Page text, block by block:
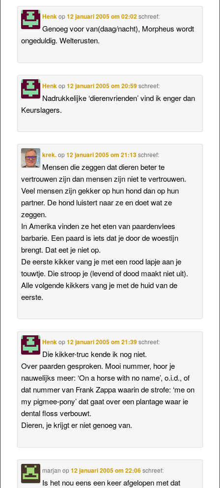
Henkop12 januari 2005 om 02:02 schreef:
Genoeg voor van(daag/nacht), Morpheus wordt
ongeduldig. Welterusten.
Henkop12 januari 2005 om 20:59 schreef:
Nadrukkelijke ‘dierenvrienden’ vind ik enger dan
Keurslagers.
krek.op12 januari 2005 om 21:13 schreef:
Mensen die zeggen dat dieren beter te
vertrouwen zijn dan mensen zijn niet te vertrouwen.
Veel mensen zijn gekker op hun hond dan op hun
partner. De hond luistert naar ze en doet wat ze
zeggen.
In Amerika vinden ze het eten van paardenvlees
barbarie. Een paard is iets dat je door de woestijn
brengt. Dat eet je niet op.
De eerste kikker vang je met een rood lapje aan je
touwtje. Die stroop je (levend of dood maakt niet uit).
Alle volgende kikkers vang je met de huid van de
eerste.
Henkop12 januari 2005 om 21:39 schreef:
Die kikker-truc kende ik nog niet.
Over paarden gesproken. Mooi nummer, hoor je
nauwelijks meer: ‘On a horse with no name’, o.i.d., of
dat nummer van Frank Zappa waarin de strofe: ‘me on
my pigmee-pony’ dat gaat over een plantage waar ie
dental floss verbouwt.
Dieren, je krijgt er niet genoeg van.
marjan op12 januari 2005 om 22:06 schreef:
Is het nou eens een keer afgelopen met dat